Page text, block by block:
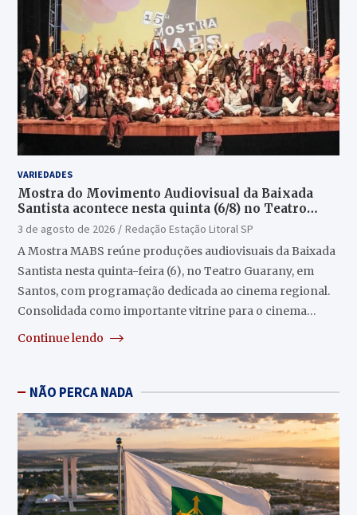
VARIEDADES
Mostra do Movimento Audiovisual da Baixada
Santista acontece nesta quinta (6/8) no Teatro
Guarany
3 de agosto de 2026
Redação Estação Litoral SP
A Mostra MABS reúne produções audiovisuais da Baixada
Santista nesta quinta-feira (6), no Teatro Guarany, em
Santos, com programação dedicada ao cinema regional.
Consolidada como importante vitrine para o cinema…
Continue lendo
NÃO PERCA NADA